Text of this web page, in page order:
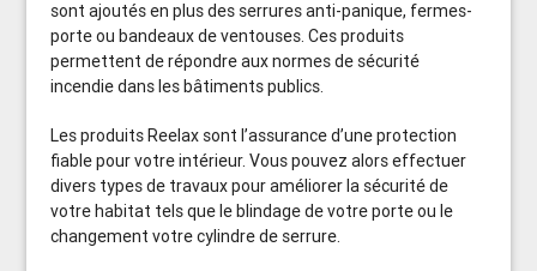
sont ajoutés en plus des serrures anti-panique, fermes-
porte ou bandeaux de ventouses. Ces produits
permettent de répondre aux normes de sécurité
incendie dans les bâtiments publics.
Les produits Reelax sont l’assurance d’une protection
fiable pour votre intérieur. Vous pouvez alors effectuer
divers types de travaux pour améliorer la sécurité de
votre habitat tels que le blindage de votre porte ou le
changement votre cylindre de serrure.